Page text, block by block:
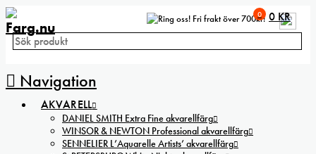
Fri frakt över 700kr!
Navigation
0 0 KR
AKVARELL
DANIEL SMITH Extra Fine akvarellfärg
WINSOR & NEWTON Professional akvarellfärg
SENNELIER L’Aquarelle Artists’ akvarellfärg